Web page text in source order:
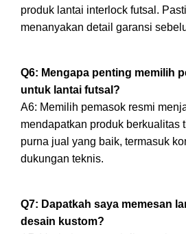
produk lantai interlock futsal.
menanyakan detail garansi
Q6: Mengapa penting memilih
untuk lantai futsal?
A6: Memilih pemasok resmi
mendapatkan produk berkualitas
purna jual yang baik, termasuk
dukungan teknis.
Q7: Dapatkah saya memesan
desain kustom?